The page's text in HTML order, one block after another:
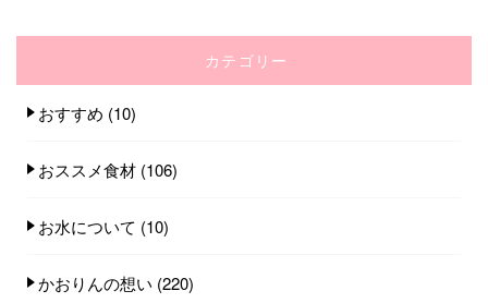
カテゴリー
おすすめ (10)
おススメ食材 (106)
お水について (10)
かおりんの想い (220)